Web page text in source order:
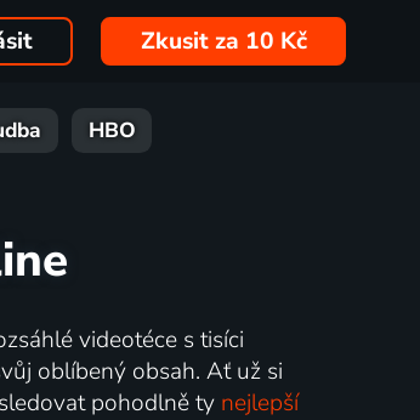
Zkusit za 10 Kč
HBO
videotéce s tisíci
oblíbený obsah. Ať už si
pohodlně ty nejlepší